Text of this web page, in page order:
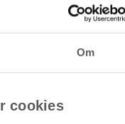
Om
cookies
Monster,